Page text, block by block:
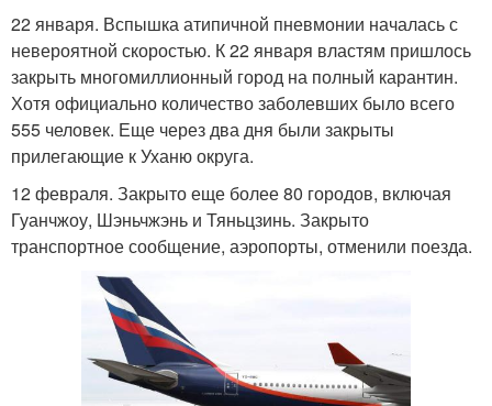
22 января. Вспышка атипичной пневмонии началась с
невероятной скоростью. К 22 января властям пришлось
закрыть многомиллионный город на полный карантин.
Хотя официально количество заболевших было всего
555 человек. Еще через два дня были закрыты
прилегающие к Уханю округа.
12 февраля. Закрыто еще более 80 городов, включая
Гуанчжоу, Шэньчжэнь и Тяньцзинь. Закрыто
транспортное сообщение, аэропорты, отменили поезда.